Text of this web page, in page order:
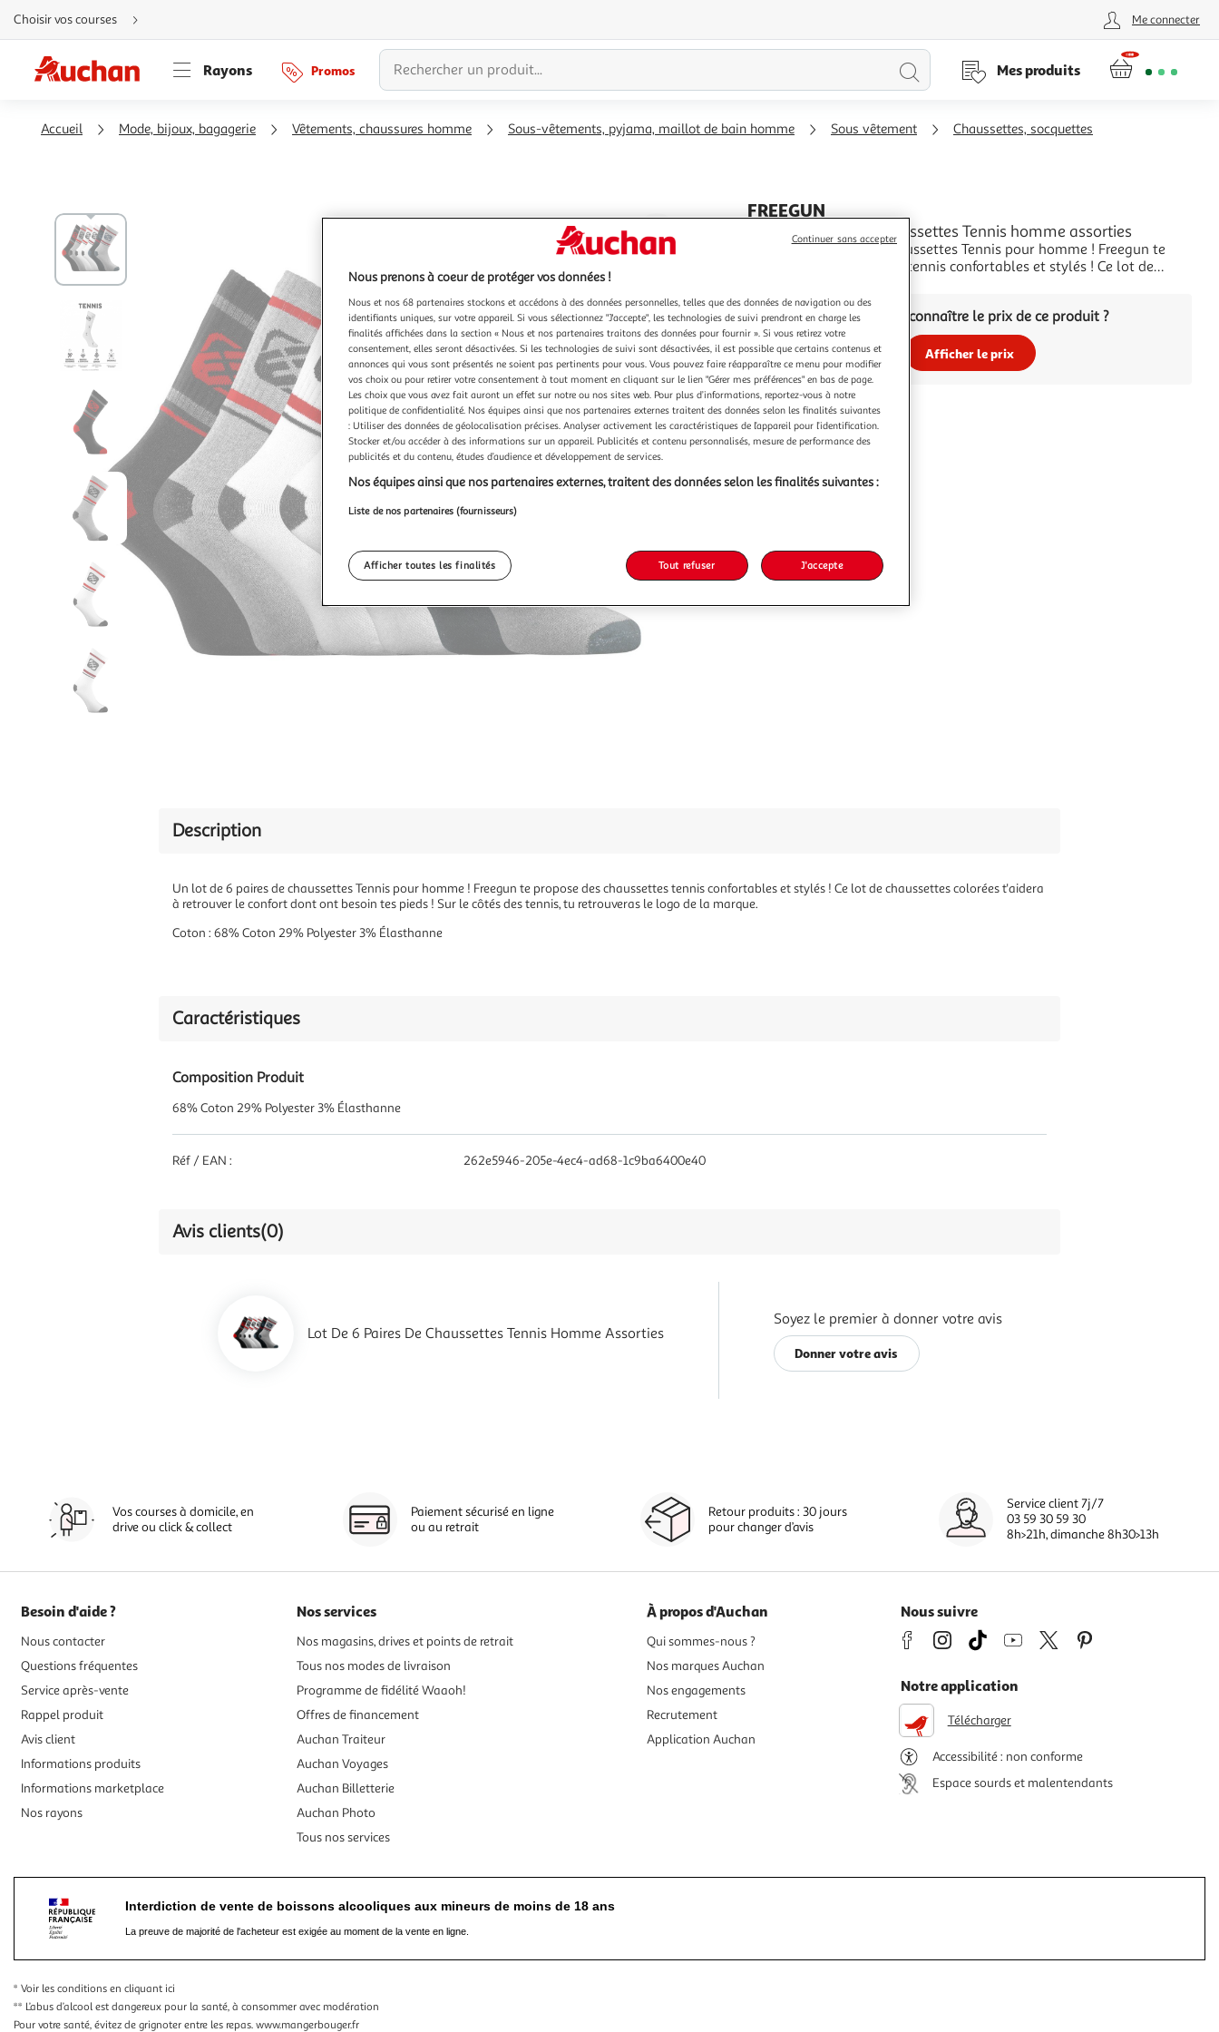
Aller
directement
au
Aller
directement
à
Aller
directement
Choisir vos courses Me connecter
Rayons Promos
Lancer
la
Mes produits
Accueil Mode, bijoux, bagagerie Vêtements, chaussures homme Sous-vêtements, pyjama, maillot de bain homme Sous vêtement Chaussettes, socquettes
Agrandir
l'illustration
200%
l'illustration
à
100
%
Partager
le
produit
FREEGUN
Lot de 6 Paires de Chaussettes Tennis homme assorties
Un lot de 6 paires de chaussettes Tennis pour homme ! Freegun te
propose des chaussettes tennis confortables et stylés ! Ce lot de
tes pieds ! Sur le côtés des tennis, tu retrouveras le logo de la
marque. Coton : 68% Coton 29% Poly
Vous voulez connaître le prix de ce produit ?
Afficher le prix
Description
Un lot de 6 paires de chaussettes Tennis pour homme ! Freegun te propose des chaussettes tennis confortables et stylés ! Ce lot de chaussettes colorées t'aidera
à retrouver le confort dont ont besoin tes pieds ! Sur le côtés des tennis, tu retrouveras le logo de la marque.
Coton : 68% Coton 29% Polyester 3% Élasthanne
Caractéristiques
Composition Produit
68% Coton 29% Polyester 3% Élasthanne
Réf / EAN : 262e5946-205e-4ec4-ad68-1c9ba6400e40
Avis clients(0)
Lot De 6 Paires De Chaussettes Tennis Homme Assorties
Soyez le premier à donner votre avis
Donner votre avis
Vos courses à domicile, en
drive ou click & collect
Paiement sécurisé en ligne
ou au retrait
Retour produits : 30 jours
pour changer d’avis
Service client 7j/7
03 59 30 59 30
8h>21h, dimanche 8h30>13h
Besoin d'aide ?
Nous contacter
Questions fréquentes
Service après-vente
Rappel produit
Avis client
Informations produits
Informations marketplace
Nos rayons
Nos services
Nos magasins, drives et points de retrait
Tous nos modes de livraison
Programme de fidélité Waaoh!
Offres de financement
Auchan Traiteur
Auchan Voyages
Auchan Billetterie
Auchan Photo
Tous nos services
À propos d'Auchan
Qui sommes-nous ?
Nos marques Auchan
Nos engagements
Recrutement
Application Auchan
Nous suivre
Notre application
Télécharger
Accessibilité : non conforme
Espace sourds et malentendants
Interdiction de vente de boissons alcooliques aux mineurs de moins de 18 ans
La preuve de majorité de l'acheteur est exigée au moment de la vente en ligne.
* Voir les conditions en cliquant ici
** L’abus d’alcool est dangereux pour la santé, à consommer avec modération
Pour votre santé, évitez de grignoter entre les repas. www.mangerbouger.fr
Nous prenons à coeur de protéger vos données !
Nous et nos 68 partenaires stockons et accédons à des données personnelles, telles que des données de navigation ou des
identifiants uniques, sur votre appareil. Si vous sélectionnez "J'accepte", les technologies de suivi prendront en charge les
finalités affichées dans la section « Nous et nos partenaires traitons des données pour fournir ». Si vous retirez votre
consentement, elles seront désactivées. Si les technologies de suivi sont désactivées, il est possible que certains contenus et
annonces qui vous sont présentés ne soient pas pertinents pour vous. Vous pouvez faire réapparaître ce menu pour modifier
vos choix ou pour retirer votre consentement à tout moment en cliquant sur le lien "Gérer mes préférences" en bas de page.
Les choix que vous avez fait auront un effet sur notre ou nos sites web. Pour plus d’informations, reportez-vous à notre
politique de confidentialité. Nos équipes ainsi que nos partenaires externes traitent des données selon les finalités suivantes
: Utiliser des données de géolocalisation précises. Analyser activement les caractéristiques de l’appareil pour l’identification.
Stocker et/ou accéder à des informations sur un appareil. Publicités et contenu personnalisés, mesure de performance des
publicités et du contenu, études d’audience et développement de services.
Nos équipes ainsi que nos partenaires externes, traitent des données selon les finalités suivantes :
Liste de nos partenaires (fournisseurs)
Afficher toutes les finalités Tout refuser J'accepte
Continuer sans accepter